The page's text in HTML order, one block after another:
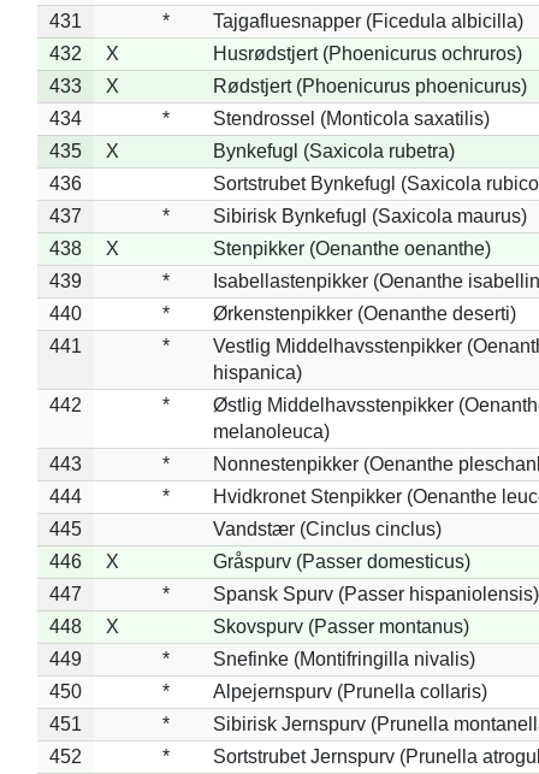
431
*
Tajgafluesnapper (Ficedula albicilla)
432
X
Husrødstjert (Phoenicurus ochruros)
433
X
Rødstjert (Phoenicurus phoenicurus)
434
*
Stendrossel (Monticola saxatilis)
435
X
Bynkefugl (Saxicola rubetra)
436
Sortstrubet Bynkefugl (Saxicola
437
*
Sibirisk Bynkefugl (Saxicola maurus)
438
X
Stenpikker (Oenanthe oenanthe)
439
*
Isabellastenpikker (Oenanthe
440
*
Ørkenstenpikker (Oenanthe deserti)
441
*
Vestlig Middelhavsstenpikker
hispanica)
442
*
Østlig Middelhavsstenpikker
melanoleuca)
443
*
Nonnestenpikker (Oenanthe
444
*
Hvidkronet Stenpikker (Oenanthe
445
Vandstær (Cinclus cinclus)
446
X
Gråspurv (Passer domesticus)
447
*
Spansk Spurv (Passer hispaniolensis)
448
X
Skovspurv (Passer montanus)
449
*
Snefinke (Montifringilla nivalis)
450
*
Alpejernspurv (Prunella collaris)
451
*
Sibirisk Jernspurv (Prunella
452
*
Sortstrubet Jernspurv (Prunella